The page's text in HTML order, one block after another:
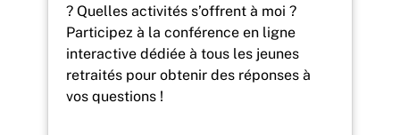
? Quelles activités s’offrent à moi ?
Participez à la conférence en ligne
interactive dédiée à tous les jeunes
retraités pour obtenir des réponses à
vos questions !